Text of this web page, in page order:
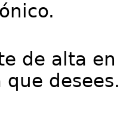
de alta
desees.